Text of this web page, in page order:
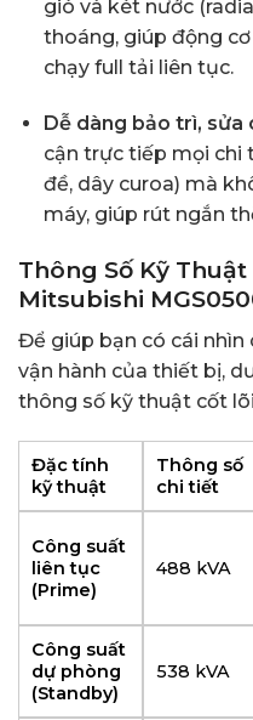
gió và két nước
thoáng, giúp động
chạy full tải liên tục.
Dễ dàng bảo trì, sửa
cận trực tiếp mọi chi
đề, dây curoa) mà
máy, giúp rút ngắn
Thông Số Kỹ Thuật
Mitsubishi
Để giúp bạn có cái nhìn
vận hành của thiết bị,
thông số kỹ thuật cốt
Đặc tính
kỹ thuật
Thông số
chi tiết
Công suất
liên tục
(Prime)
488 kVA
Công suất
dự phòng
(Standby)
538 kVA